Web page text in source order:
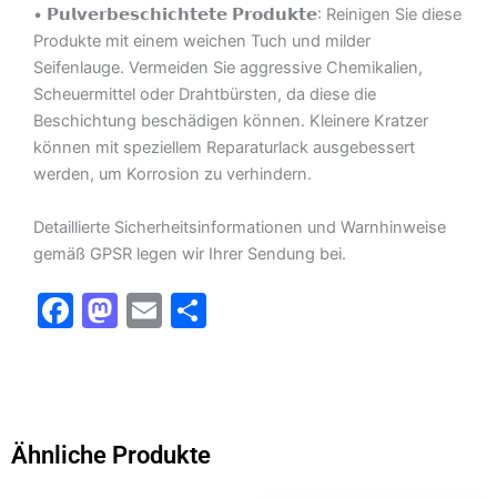
• 𝗣𝘂𝗹𝘃𝗲𝗿𝗯𝗲𝘀𝗰𝗵𝗶𝗰𝗵𝘁𝗲𝘁𝗲 𝗣𝗿𝗼𝗱𝘂𝗸𝘁𝗲: Reinigen Sie diese
Produkte mit einem weichen Tuch und milder
Seifenlauge. Vermeiden Sie aggressive Chemikalien,
Scheuermittel oder Drahtbürsten, da diese die
Beschichtung beschädigen können. Kleinere Kratzer
können mit speziellem Reparaturlack ausgebessert
werden, um Korrosion zu verhindern.
Detaillierte Sicherheitsinformationen und Warnhinweise
gemäß GPSR legen wir Ihrer Sendung bei.
F
b
M
d
E
Ähnliche Produkte